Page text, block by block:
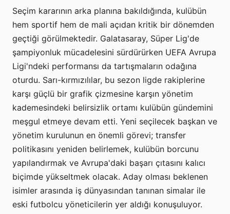
Seçim kararının arka planına bakıldığında, kulübün
hem sportif hem de mali açıdan kritik bir dönemden
geçtiği görülmektedir. Galatasaray, Süper Lig'de
şampiyonluk mücadelesini sürdürürken UEFA Avrupa
Ligi'ndeki performansı da tartışmaların odağına
oturdu. Sarı-kırmızılılar, bu sezon ligde rakiplerine
karşı güçlü bir grafik çizmesine karşın yönetim
kademesindeki belirsizlik ortamı kulübün gündemini
meşgul etmeye devam etti. Yeni seçilecek başkan ve
yönetim kurulunun en önemli görevi; transfer
politikasını yeniden belirlemek, kulübün borcunu
yapılandırmak ve Avrupa'daki başarı çıtasını kalıcı
biçimde yükseltmek olacak. Aday olması beklenen
isimler arasında iş dünyasından tanınan simalar ile
eski futbolcu yöneticilerin yer aldığı konuşuluyor.